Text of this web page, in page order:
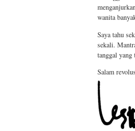
wanita
Saya tahu
sekali.
tanggal yang
Salam